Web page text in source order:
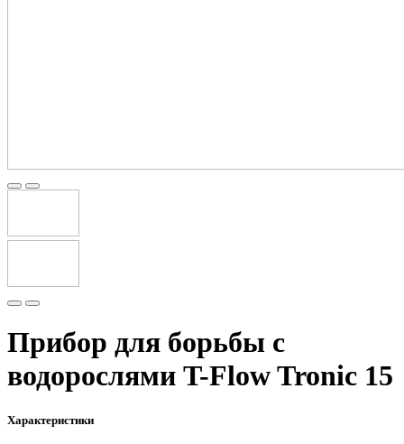
Прибор для борьбы с
водорослями T-Flow Tronic 15
Характеристики